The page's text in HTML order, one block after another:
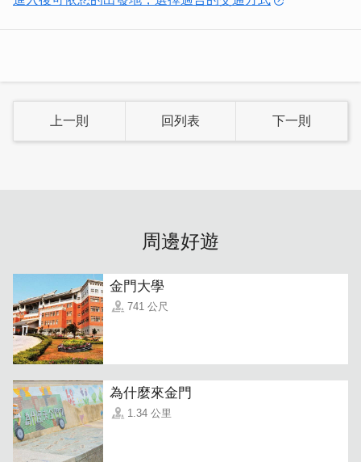
一棟又一棟美麗的洋樓以及中西合併的特色建築，流傳了一
代又一代甘苦的出洋客故事。
上一則 回列表 下一則
周邊好遊
金門大學
741 公尺
為什麼來金門
1.34 公里